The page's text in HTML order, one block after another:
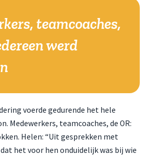
teamcoaches,
werd
voerde gedurende het hele
Medewerkers, teamcoaches, de OR:
Helen: “Uit gesprekken met
het voor hen onduidelijk was bij wie